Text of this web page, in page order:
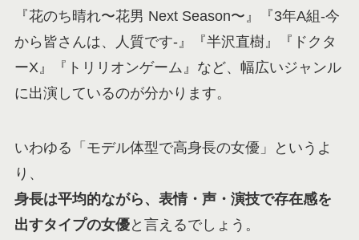
『花のち晴れ〜花男 Next Season〜』『3年A組-今
から皆さんは、人質です-』『半沢直樹』『ドクタ
ーX』『トリリオンゲーム』など、幅広いジャンル
に出演しているのが分かります。
いわゆる「モデル体型で高身長の女優」というよ
り、
身長は平均的ながら、表情・声・演技で存在感を
出すタイプの女優と言えるでしょう。